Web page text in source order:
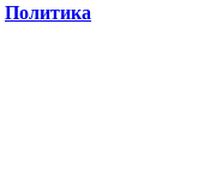
Политика